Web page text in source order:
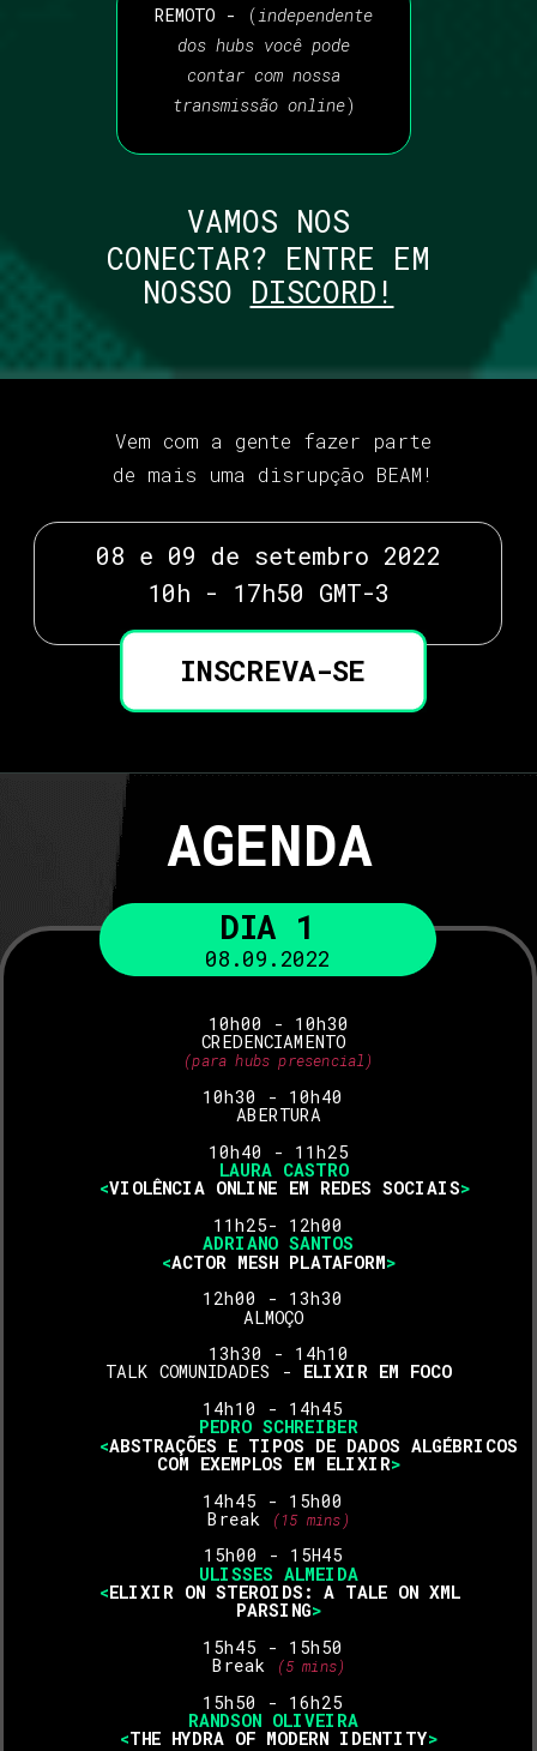
INSCREVA-SE
Vem com a gente fazer parte
de mais uma disrupção BEAM!
AGENDA
DIA 1
08.09.2022
10h00 - 10h30
CREDENCIAMENTO
(para hubs presencial)
10h30 - 10h40
ABERTURA
10h40 - 11h25
LAURA CASTRO
<VIOLÊNCIA ONLINE EM REDES SOCIAIS>
11h25- 12h00
ADRIANO SANTOS
<ACTOR MESH PLATAFORM>
12h00 - 13h30
ALMOÇO
13h30 - 14h10
TALK COMUNIDADES - ELIXIR EM FOCO
14h10 - 14h45
PEDRO SCHREIBER
<ABSTRAÇÕES E TIPOS DE DADOS ALGÉBRICOS
COM EXEMPLOS EM ELIXIR>
14h45 - 15h00
Break
(15 mins)
15h00 - 15H45
ULISSES ALMEIDA
<ELIXIR ON STEROIDS: A TALE ON XML
PARSING>
15h45 - 15h50
Break
(5 mins)
15h50 - 16h25
RANDSON OLIVEIRA
<THE HYDRA OF MODERN IDENTITY>
08 e 09 de setembro 2022
10h - 17h50 GMT-3
REMOTO - ( independente
dos hubs você pode
contar com nossa
transmissão online)
VAMOS NOS
CONECTAR? ENTRE EM
NOSSO DISCORD!